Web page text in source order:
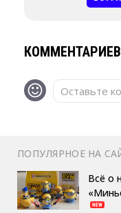
Оставьте
ПОПУЛЯРНОЕ НА
Всё о